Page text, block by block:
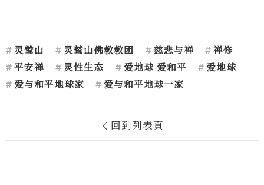
灵鹫山 灵鹫山佛教教团 慈悲与禅
禅修
平安禅
灵性生态 爱地球 爱和平
爱地球
爱与和平地球家
爱与和平地球一家
回到列表頁